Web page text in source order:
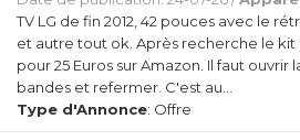
TV LG de fin 2012, 42 pouces avec le
et autre tout ok. Après recherche le
pour 25 Euros sur Amazon. Il faut
bandes et refermer. C'est au…
Type d'Annonce: Offre